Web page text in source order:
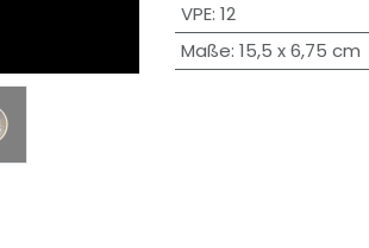
VPE: 12
Maße: 15,5 x 6,75 cm